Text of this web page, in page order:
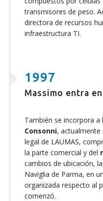
transmisores de peso.
directora de recursos
infraestructura TI.
1997
Massimo entra en
También se incorpora a
Consonni, actualmente
legal de LAUMAS,
la parte comercial y del
cambios de ubicación,
Naviglia de Parma, en
organizada respecto al
comenzó.